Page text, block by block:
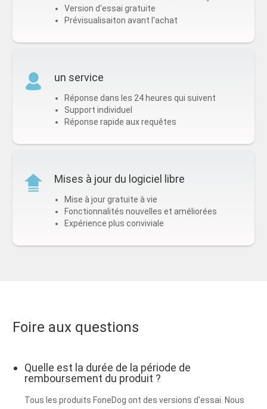
Version d'essai gratuite
Prévisualisaiton avant l'achat
un service
Réponse dans les 24 heures qui suivent
Support individuel
Réponse rapide aux requêtes
Mises à jour du logiciel libre
Mise à jour gratuite à vie
Fonctionnalités nouvelles et améliorées
Expérience plus conviviale
Foire aux questions
Quelle est la durée de la période de
remboursement du produit ?
Tous les produits FoneDog ont des versions d'essai. Nous